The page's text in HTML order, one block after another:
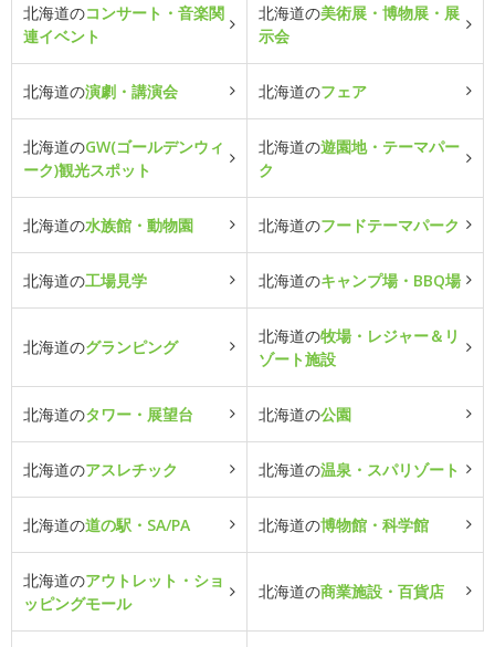
北海道のコンサート・音楽関
連イベント
北海道の美術展・博物展・展
示会
北海道の演劇・講演会 北海道のフェア
北海道のGW(ゴールデンウィ
ーク)観光スポット
北海道の遊園地・テーマパー
ク
北海道の水族館・動物園 北海道のフードテーマパーク
北海道の工場見学 北海道のキャンプ場・BBQ場
北海道のグランピング
北海道の牧場・レジャー＆リ
ゾート施設
北海道のタワー・展望台 北海道の公園
北海道のアスレチック 北海道の温泉・スパリゾート
北海道の道の駅・SA/PA 北海道の博物館・科学館
北海道のアウトレット・ショ
ッピングモール
北海道の商業施設・百貨店